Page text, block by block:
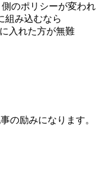
のポリシーが変われ
組み込むなら
入れた方が無難
の励みになります。